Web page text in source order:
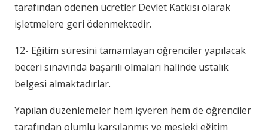
tarafından ödenen ücretler Devlet Katkısı olarak
işletmelere geri ödenmektedir.
12- Eğitim süresini tamamlayan öğrenciler yapılacak
beceri sınavında başarılı olmaları halinde ustalık
belgesi almaktadırlar.
Yapılan düzenlemeler hem işveren hem de öğrenciler
tarafından olumlu karşılanmış ve mesleki eğitim